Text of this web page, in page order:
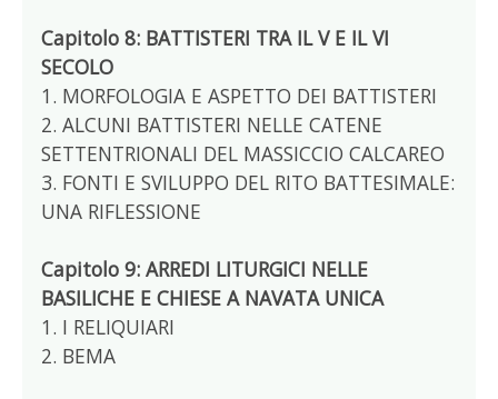
Capitolo 8: BATTISTERI TRA IL V E IL VI
SECOLO
1. MORFOLOGIA E ASPETTO DEI BATTISTERI
2. ALCUNI BATTISTERI NELLE CATENE
SETTENTRIONALI DEL MASSICCIO CALCAREO
3. FONTI E SVILUPPO DEL RITO BATTESIMALE:
UNA RIFLESSIONE
Capitolo 9: ARREDI LITURGICI NELLE
BASILICHE E CHIESE A NAVATA UNICA
1. I RELIQUIARI
2. BEMA